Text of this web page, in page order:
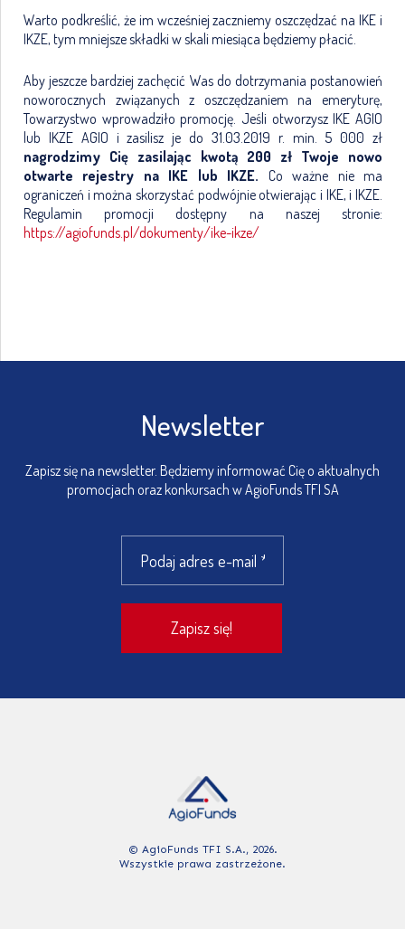
Warto podkreślić, że im wcześniej zaczniemy oszczędzać na IKE i
IKZE, tym mniejsze składki w skali miesiąca będziemy płacić.
Aby jeszcze bardziej zachęcić Was do dotrzymania postanowień
noworocznych związanych z oszczędzaniem na emeryturę,
Towarzystwo wprowadziło promocję. Jeśli otworzysz IKE AGIO
lub IKZE AGIO i zasilisz je do 31.03.2019 r. min. 5 000 zł
nagrodzimy Cię zasilając kwotą 200 zł Twoje nowo
otwarte rejestry na IKE lub IKZE. Co ważne nie ma
ograniczeń i można skorzystać podwójnie otwierając i IKE, i IKZE.
Regulamin promocji dostępny na naszej stronie:
https://agiofunds.pl/dokumenty/ike-ikze/
Newsletter
Zapisz się na newsletter. Będziemy informować Cię o aktualnych
promocjach oraz konkursach w AgioFunds TFI SA
© AgioFunds TFI S.A., 2026.
Wszystkie prawa zastrzeżone.